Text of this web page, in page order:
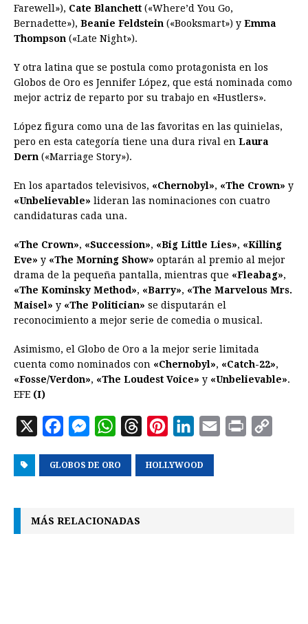
Farewell»), Cate Blanchett («Where’d You Go,
Bernadette»), Beanie Feldstein («Booksmart») y Emma
Thompson («Late Night»).
Y otra latina que se postula como protagonista en los
Globos de Oro es Jennifer López, que está nominada como
mejor actriz de reparto por su trabajo en «Hustlers».
López figura como una de las favoritas en las quinielas,
pero en esta categoría tiene una dura rival en Laura
Dern («Marriage Story»).
En los apartados televisivos, «Chernobyl», «The Crown» y
«Unbelievable» lideran las nominaciones con cuatro
candidaturas cada una.
«The Crown», «Succession», «Big Little Lies», «Killing
Eve» y «The Morning Show» optarán al premio al mejor
drama de la pequeña pantalla, mientras que «Fleabag»,
«The Kominsky Method», «Barry», «The Marvelous Mrs.
Maisel» y «The Politician» se disputarán el
reconocimiento a mejor serie de comedia o musical.
Asimismo, el Globo de Oro a la mejor serie limitada
cuenta como nominados con «Chernobyl», «Catch-22»,
«Fosse/Verdon», «The Loudest Voice» y «Unbelievable».
EFE (I)
X
c
M
s
W
a
r
n
n
GLOBOS DE ORO HOLLYWOOD
MÁS RELACIONADAS